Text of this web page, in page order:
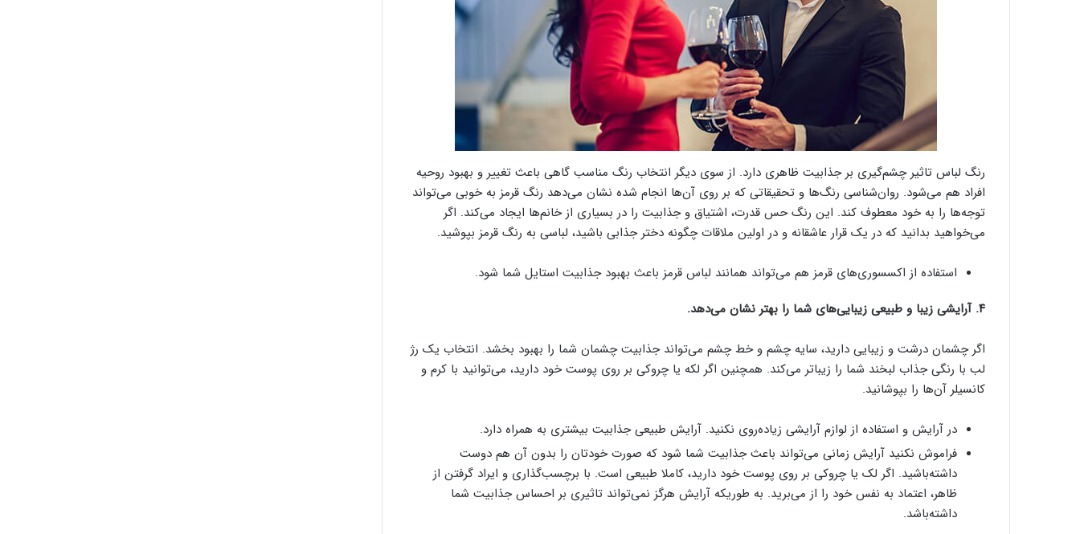
رنگ لباس تاثیر چشم‌گیری بر جذابیت ظاهری دارد. از سوی دیگر انتخاب رنگ مناسب گاهی باعث تغییر و بهبود روحیه
افراد هم می‌شود. روان‌شناسی رنگ‌ها و تحقیقاتی که بر روی آن‌ها انجام شده نشان می‌دهد رنگ قرمز به خوبی می‌تواند
توجه‌ها را به خود معطوف کند. این رنگ حس قدرت، اشتیاق و جذابیت را در بسیاری از خانم‌ها ایجاد می‌کند. اگر
می‌خواهید بدانید که در یک قرار عاشقانه و در اولین ملاقات چگونه دختر جذابی باشید، لباسی به رنگ قرمز بپوشید.
استفاده از اکسسوری‌های قرمز هم می‌تواند همانند لباس قرمز باعث بهبود جذابیت استایل شما شود.
۴. آرایشی زیبا و طبیعی زیبایی‌های شما را بهتر نشان می‌دهد.
اگر چشمان درشت و زیبایی دارید، سایه چشم و خط چشم می‌تواند جذابیت چشمان شما را بهبود بخشد. انتخاب یک رژ
لب با رنگی جذاب لبخند شما را زیباتر می‌کند. همچنین اگر لکه یا چروکی بر روی پوست خود دارید، می‌توانید با کرم و
کانسیلر آن‌ها را بپوشانید.
در آرایش و استفاده از لوازم آرایشی زیاده‌روی نکنید. آرایش طبیعی جذابیت بیشتری به همراه دارد.
فراموش نکنید آرایش زمانی می‌تواند باعث جذابیت شما شود که صورت خودتان را بدون آن هم دوست
داشته‌باشید. اگر لک یا چروکی بر روی پوست خود دارید، کاملا طبیعی است. با برچسب‌گذاری و ایراد گرفتن از
ظاهر، اعتماد به نفس خود را از می‌برید. به طوریکه آرایش هرگز نمی‌تواند تاثیری بر احساس جذابیت شما
داشته‌باشد.